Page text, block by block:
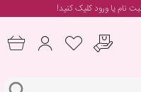
نام یا ورودکلیک کنید!